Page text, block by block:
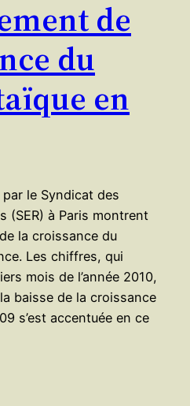
de
du
en
le Syndicat des
(SER) à Paris montrent
la croissance du
Les chiffres, qui
mois de l’année 2010,
baisse de la croissance
s’est accentuée en ce